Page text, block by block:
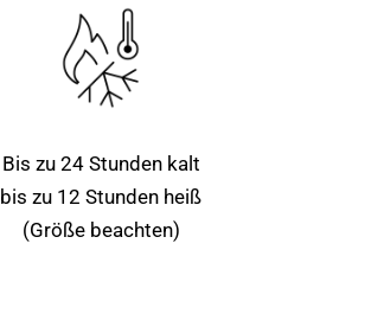
Bis zu 24 Stunden kalt
bis zu 12 Stunden heiß
(Größe beachten)